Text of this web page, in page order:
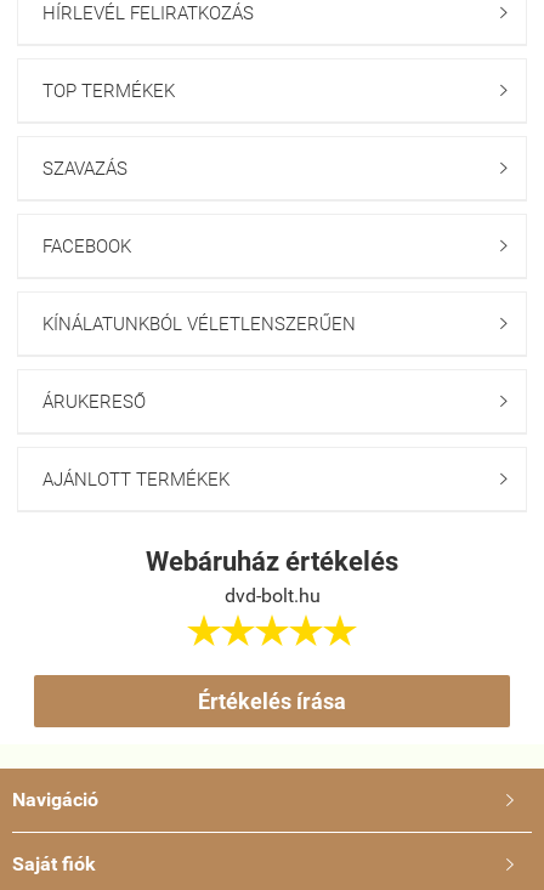
HÍRLEVÉL FELIRATKOZÁS 
TOP TERMÉKEK 
SZAVAZÁS 
FACEBOOK 
KÍNÁLATUNKBÓL VÉLETLENSZERŰEN 
ÁRUKERESŐ 
AJÁNLOTT TERMÉKEK 
Webáruház értékelés
dvd-bolt.hu

Értékelés írása
Navigáció 
Saját fiók 